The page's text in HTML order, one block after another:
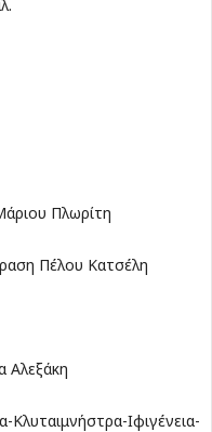
Πλωρίτη
Πέλου Κατσέλη
Αλεξάκη
Ιφιγένεια-